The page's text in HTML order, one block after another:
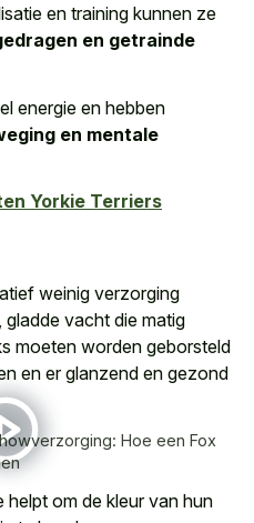
en training kunnen ze
en getrainde
energie en hebben
en mentale
Yorkie Terriers
weinig verzorging
vacht die matig
moeten worden geborsteld
en er glanzend en gezond
Hoe een Fox
helpt om de kleur van hun